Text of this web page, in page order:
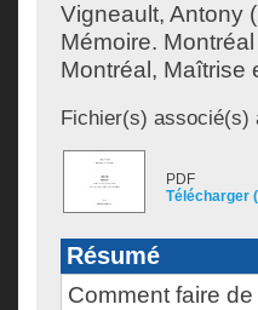
Vigneault, Antony
Mémoire.
Montréal, Maîtrise
Fichier(s) associé(s)
PDF
Télécharger
Résumé
Comment faire